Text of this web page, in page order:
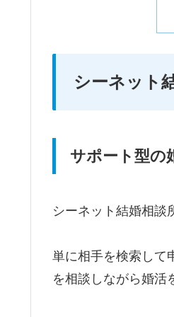
シーネット
サポート型の
シーネット結婚相談
単に相手を検索して
を相談しながら婚活